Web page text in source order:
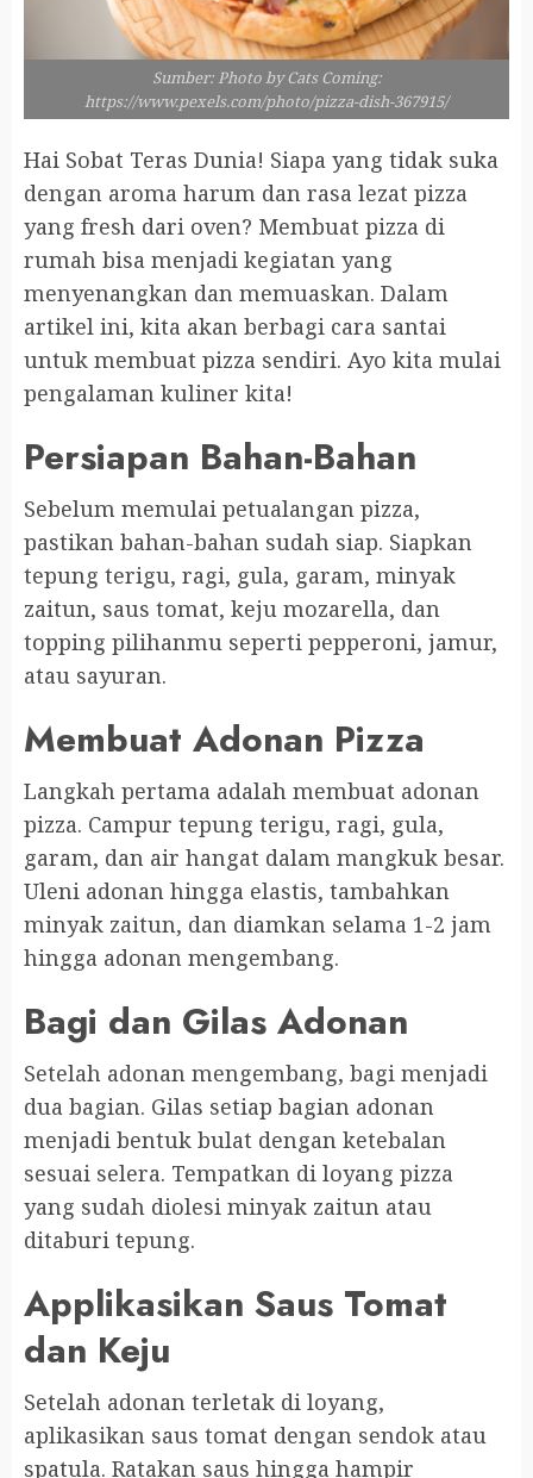
Sumber: Photo by Cats Coming:
https://www.pexels.com/photo/pizza-dish-367915/
Hai Sobat Teras Dunia! Siapa yang tidak suka
dengan aroma harum dan rasa lezat pizza
yang fresh dari oven? Membuat pizza di
rumah bisa menjadi kegiatan yang
menyenangkan dan memuaskan. Dalam
artikel ini, kita akan berbagi cara santai
untuk membuat pizza sendiri. Ayo kita mulai
pengalaman kuliner kita!
Persiapan Bahan-Bahan
Sebelum memulai petualangan pizza,
pastikan bahan-bahan sudah siap. Siapkan
tepung terigu, ragi, gula, garam, minyak
zaitun, saus tomat, keju mozarella, dan
topping pilihanmu seperti pepperoni, jamur,
atau sayuran.
Membuat Adonan Pizza
Langkah pertama adalah membuat adonan
pizza. Campur tepung terigu, ragi, gula,
garam, dan air hangat dalam mangkuk besar.
Uleni adonan hingga elastis, tambahkan
minyak zaitun, dan diamkan selama 1-2 jam
hingga adonan mengembang.
Bagi dan Gilas Adonan
Setelah adonan mengembang, bagi menjadi
dua bagian. Gilas setiap bagian adonan
menjadi bentuk bulat dengan ketebalan
sesuai selera. Tempatkan di loyang pizza
yang sudah diolesi minyak zaitun atau
ditaburi tepung.
Applikasikan Saus Tomat
dan Keju
Setelah adonan terletak di loyang,
aplikasikan saus tomat dengan sendok atau
spatula. Ratakan saus hingga hampir